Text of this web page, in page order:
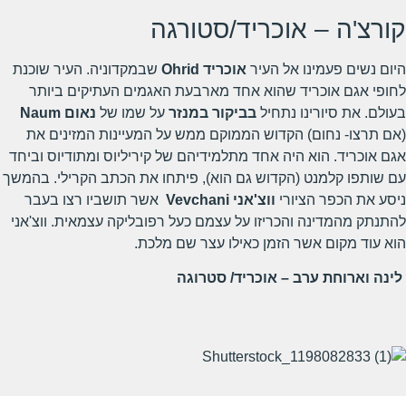
קורצ'ה – אוכריד/סטורגה
היום נשים פעמינו אל העיר אוכריד Ohrid שבמקדוניה. העיר שוכנת
לחופי אגם אוכריד שהוא אחד מארבעת האגמים העתיקים ביותר
בעולם. את סיורינו נתחיל בביקור במנזר על שמו של נאום Naum
(אם תרצו- נחום) הקדוש הממוקם ממש על המעיינות המזינים את
אגם אוכריד. הוא היה אחד מתלמידיהם של קיריליוס ומתודיוס וביחד
עם שותפו קלמנט (הקדוש גם הוא), פיתחו את הכתב הקרילי. בהמשך
ניסע את הכפר הציורי ווצ'אני Vevchani אשר תושביו רצו בעבר
להתנתק מהמדינה והכריזו על עצמם כעל רפובליקה עצמאית. ווצ'אני
הוא עוד מקום אשר הזמן כאילו עצר שם מלכת.
לינה וארוחת ערב – אוכריד/ סטרוגה